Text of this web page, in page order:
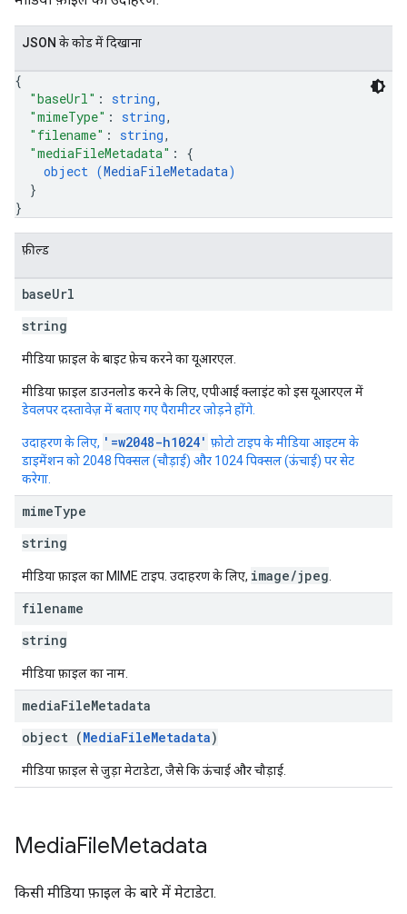
JSON के काेड में दिखाना
{
"baseUrl" : string,
"mimeType" : string,
"filename" : string,
"mediaFileMetadata" : {
object (MediaFileMetadata)
}
}
फ़ील्ड
baseUrl
string
मीडिया फ़ाइल के बाइट फ़ेच करने का यूआरएल.
मीडिया फ़ाइल डाउनलोड करने के लिए, एपीआई क्लाइंट को इस यूआरएल में
डेवलपर दस्तावेज़ में बताए गए पैरामीटर जोड़ने होंगे.
उदाहरण के लिए, '=w2048-h1024' फ़ोटो टाइप के मीडिया आइटम के
डाइमेंशन को 2048 पिक्सल (चौड़ाई) और 1024 पिक्सल (ऊंचाई) पर सेट
करेगा.
mimeType
string
मीडिया फ़ाइल का MIME टाइप. उदाहरण के लिए, image/jpeg
filename
string
मीडिया फ़ाइल का नाम.
mediaFileMetadata
object (MediaFileMetadata)
मीडिया फ़ाइल से जुड़ा मेटाडेटा, जैसे कि ऊंचाई और चौड़ाई.
MediaFileMetadata
किसी मीडिया फ़ाइल के बारे में मेटाडेटा.